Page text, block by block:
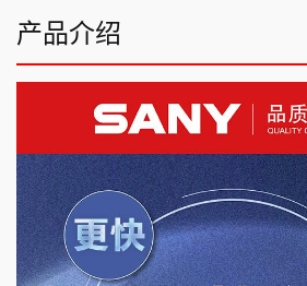
产品介绍